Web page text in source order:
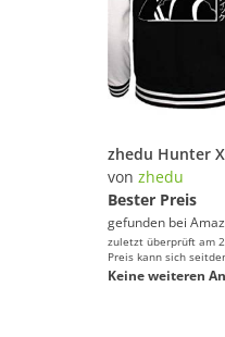
von zhedu
Bester Preis
gefunden bei
zuletzt überprüft am
Preis kann sich
Keine weiteren